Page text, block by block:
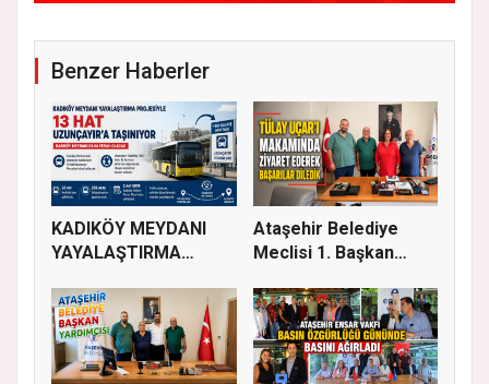
Benzer Haberler
KADIKÖY MEYDANI
YAYALAŞTIRMA
Ataşehir Belediye
Meclisi 1. Başkan